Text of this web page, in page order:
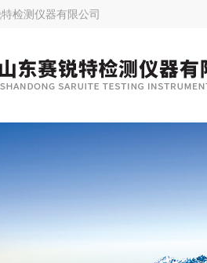
检测仪器有限公司